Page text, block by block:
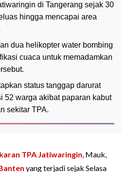
di Tangerang sejak 30
hingga mencapai area
dua helikopter water bombing
cuaca untuk memadamkan
status tanggap darurat
52 warga akibat paparan kabut
sekitar TPA.
TPA Jatiwaringin, Mauk,
yang terjadi sejak Selasa